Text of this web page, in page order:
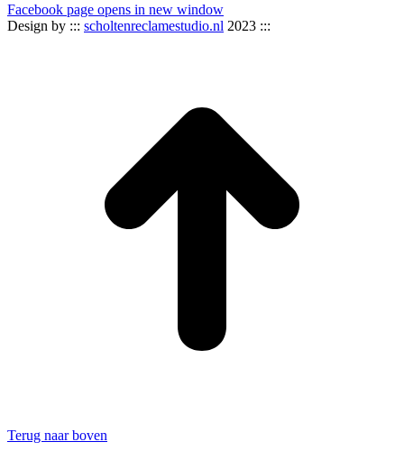
Facebook page opens in new window
Design by ::: scholtenreclamestudio.nl 2023 :::
Terug naar boven